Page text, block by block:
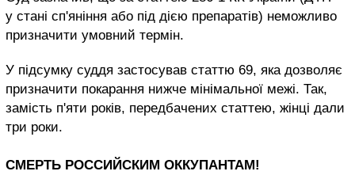
у стані сп'яніння або під дією препаратів) неможливо
призначити умовний термін.
У підсумку суддя застосував статтю 69, яка дозволяє
призначити покарання нижче мінімальної межі. Так,
замість п'яти років, передбачених статтею, жінці дали
три роки.
СМЕРТЬ РОССИЙСКИМ ОККУПАНТАМ!